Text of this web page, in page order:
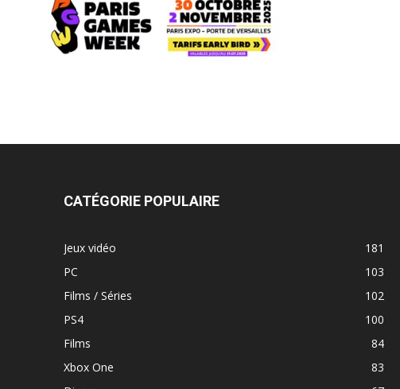
CATÉGORIE POPULAIRE
Jeux vidéo
181
PC
103
Films / Séries
102
PS4
100
Films
84
Xbox One
83